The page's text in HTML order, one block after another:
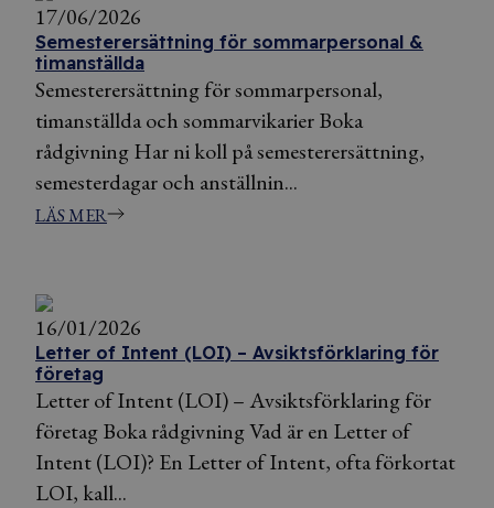
17/06/2026
Semesterersättning för sommarpersonal &
timanställda
Semesterersättning för sommarpersonal,
timanställda och sommarvikarier Boka
rådgivning Har ni koll på semesterersättning,
semesterdagar och anställnin...
LÄS MER
16/01/2026
Letter of Intent (LOI) – Avsiktsförklaring för
företag
Letter of Intent (LOI) – Avsiktsförklaring för
företag Boka rådgivning Vad är en Letter of
Intent (LOI)? En Letter of Intent, ofta förkortat
LOI, kall...